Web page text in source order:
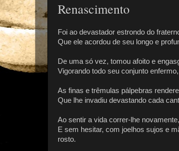
Renascimento
Foi ao devastador estrondo do
Que ele acordou de seu longo e
De uma só vez, tomou afoito e
Vigorando todo seu conjunto
As finas e trêmulas pálpebras
Que lhe invadiu devastando cada
Ao sentir a vida correr-lhe
E sem hesitar, com joelhos sujos e
rosto.